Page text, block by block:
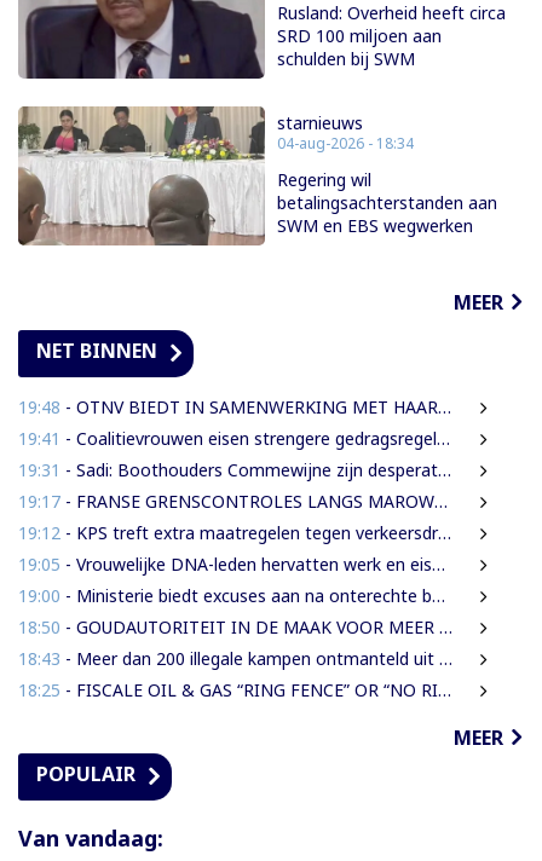
Rusland: Overheid heeft circa
SRD 100 miljoen aan
schulden bij SWM
starnieuws
04-aug-2026 - 18:34
Regering wil
betalingsachterstanden aan
SWM en EBS wegwerken
MEER
NET BINNEN
19:48 - OTNV BIEDT IN SAMENWERKING MET HAAR INTERNATIONALE PARTNERS 200 GRATIS STUDIEBEURZEN AAN TECHNISCH TALENT
19:41 - Coalitievrouwen eisen strengere gedragsregels in DNA na uitspraak Van Samson
19:31 - Sadi: Boothouders Commewijne zijn desperate, wachten 6 jaren op tariefaanpassing
19:17 - FRANSE GRENSCONTROLES LANGS MAROWIJNERIVIER WEDEROM FORS AANGESCHERPT
19:12 - KPS treft extra maatregelen tegen verkeersdrukte binnenstad
19:05 - Vrouwelijke DNA-leden hervatten werk en eisen strengere gedragsregels na uitlating Van Samson
19:00 - Ministerie biedt excuses aan na onterechte beschuldigingen tegen IMEAO 2-directeur
18:50 - GOUDAUTORITEIT IN DE MAAK VOOR MEER ORDENING EN INKOMSTEN
18:43 - Meer dan 200 illegale kampen ontmanteld uit concessiegebied ZiJin
18:25 - FISCALE OIL & GAS “RING FENCE” OR “NO RING FENCE”? THAT IS THE QUESTION!
MEER
POPULAIR
Van vandaag: